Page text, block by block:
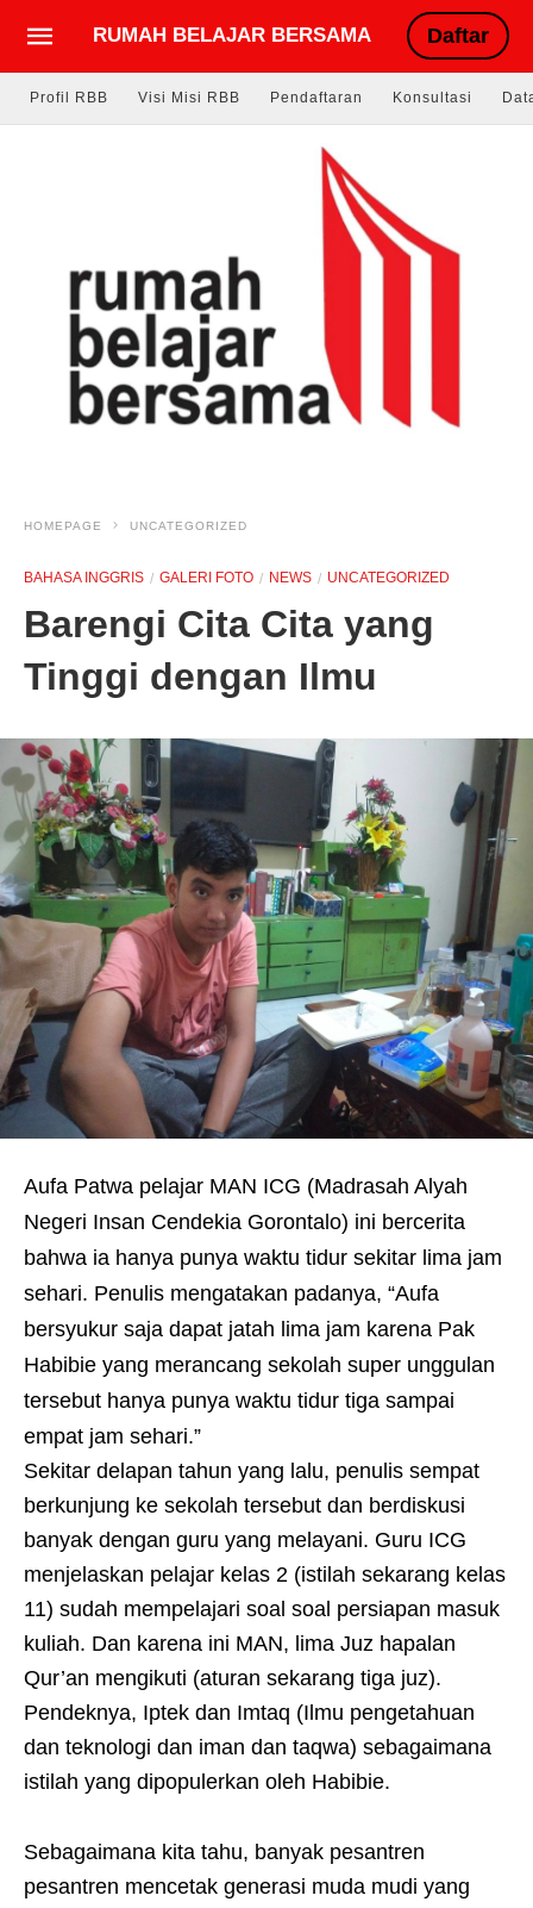
RUMAH BELAJAR BERSAMA Daftar
Profil RBB Visi Misi RBB Pendaftaran Konsultasi
HOMEPAGE UNCATEGORIZED
BAHASA INGGRIS GALERI FOTO NEWS UNCATEGORIZED
Barengi Cita Cita yang
Tinggi dengan Ilmu
Aufa Patwa pelajar MAN ICG (Madrasah Alyah
Negeri Insan Cendekia Gorontalo) ini bercerita
bahwa ia hanya punya waktu tidur sekitar lima jam
sehari. Penulis mengatakan padanya, “Aufa
bersyukur saja dapat jatah lima jam karena Pak
Habibie yang merancang sekolah super unggulan
tersebut hanya punya waktu tidur tiga sampai
empat jam sehari.”
Sekitar delapan tahun yang lalu, penulis sempat
berkunjung ke sekolah tersebut dan berdiskusi
banyak dengan guru yang melayani. Guru ICG
menjelaskan pelajar kelas 2 (istilah sekarang kelas
11) sudah mempelajari soal soal persiapan masuk
kuliah. Dan karena ini MAN, lima Juz hapalan
Qur’an mengikuti (aturan sekarang tiga juz).
Pendeknya, Iptek dan Imtaq (Ilmu pengetahuan
dan teknologi dan iman dan taqwa) sebagaimana
istilah yang dipopulerkan oleh Habibie.
Sebagaimana kita tahu, banyak pesantren
pesantren mencetak generasi muda mudi yang